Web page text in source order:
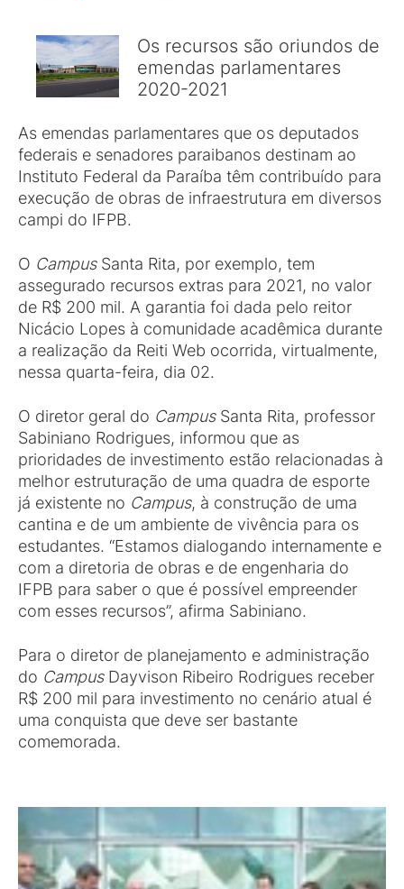
Os recursos são oriundos de
emendas parlamentares
2020-2021
As emendas parlamentares que os deputados
federais e senadores paraibanos destinam ao
Instituto Federal da Paraíba têm contribuído para
execução de obras de infraestrutura em diversos
campi do IFPB.
O CampusSanta Rita, por exemplo, tem
assegurado recursos extras para 2021, no valor
de R$ 200 mil. A garantia foi dada pelo reitor
Nicácio Lopes à comunidade acadêmica durante
a realização da Reiti Web ocorrida, virtualmente,
nessa quarta-feira, dia 02.
O diretor geral do CampusSanta Rita, professor
Sabiniano Rodrigues, informou que as
prioridades de investimento estão relacionadas à
melhor estruturação de uma quadra de esporte
já existente no Campus, à construção de uma
cantina e de um ambiente de vivência para os
estudantes. “Estamos dialogando internamente e
com a diretoria de obras e de engenharia do
IFPB para saber o que é possível empreender
com esses recursos”, afirma Sabiniano.
Para o diretor de planejamento e administração
do CampusDayvison Ribeiro Rodrigues receber
R$ 200 mil para investimento no cenário atual é
uma conquista que deve ser bastante
comemorada.